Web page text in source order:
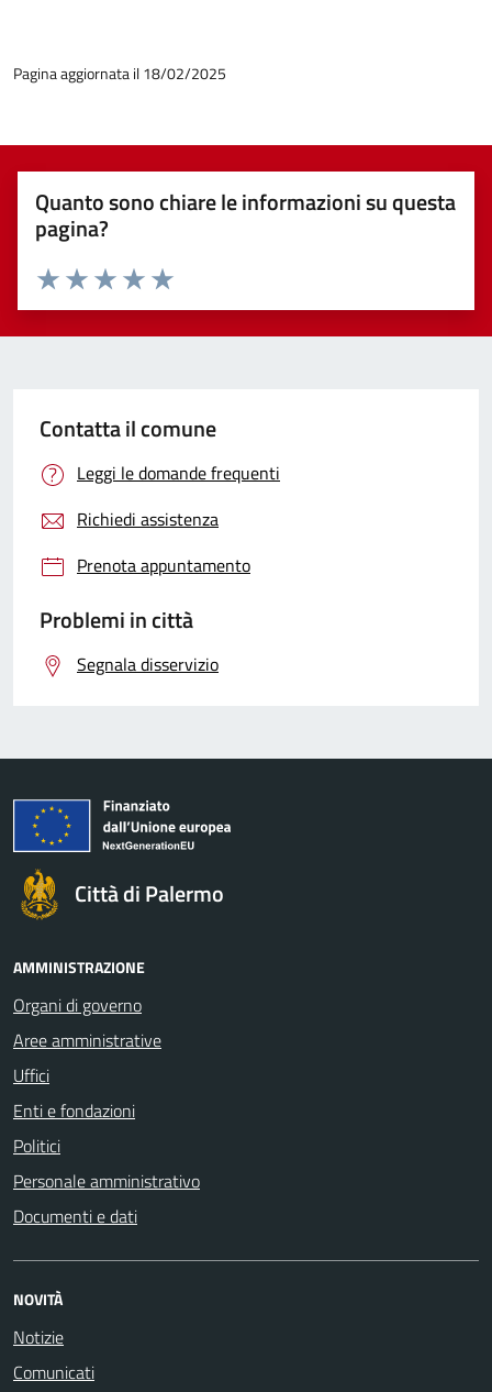
Pagina aggiornata il 18/02/2025
Quanto sono chiare le informazioni su questa
pagina?
Valuta 5 stelle su 5
Valuta 4 stelle su 5
Valuta 3 stelle su 5
Valuta 2 stelle su 5
Valuta 1 stelle su 5
Contatta il comune
Leggi le domande frequenti
Richiedi assistenza
Prenota appuntamento
Problemi in città
Segnala disservizio
Città di Palermo
AMMINISTRAZIONE
Organi di governo
Aree amministrative
Uffici
Enti e fondazioni
Politici
Personale amministrativo
Documenti e dati
NOVITÀ
Notizie
Comunicati